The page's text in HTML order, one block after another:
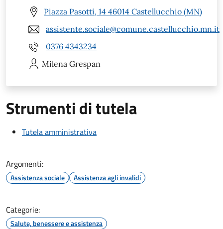
Piazza Pasotti, 14 46014 Castellucchio (MN)
assistente.sociale@comune.castellucchio.mn.it
0376 4343234
Milena Grespan
Strumenti di tutela
Tutela amministrativa
Argomenti:
Assistenza sociale Assistenza agli invalidi
Categorie:
Salute, benessere e assistenza